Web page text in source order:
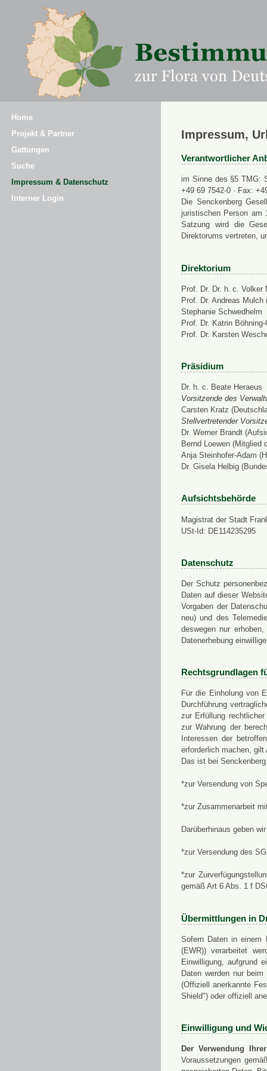
Home
Projekt & Partner
Gattungen
Suche
Impressum & Datenschutz
Interner Login
Impressum,
Verantwortlicher
im Sinne des §5 TMG:
+49 69 7542-0 · Fax:
Die Senckenberg
juristischen Person am
Satzung wird die
Direktorums vertreten,
Direktorium
Prof. Dr. Dr. h. c. Volker
Prof. Dr. Andreas
Stephanie Schwedhelm
Prof. Dr. Katrin
Prof. Dr. Karsten
Präsidium
Dr. h. c. Beate Heraeus
Vorsitzende des
Carsten Kratz
Stellvertretender
Dr. Werner Brandt
Bernd Loewen (Mitglied
Anja Steinhofer-Adam
Dr. Gisela Helbig
Aufsichtsbehörde
Magistrat der Stadt
USt-Id: DE114235295
Datenschutz
Der Schutz
Daten auf dieser
Vorgaben der
neu) und des
deswegen nur
Datenerhebung
Rechtsgrundlagen
Für die Einholung von
Durchführung
zur Erfüllung
zur Wahrung der
Interessen der
erforderlich machen,
Das ist bei
*zur Versendung von
*zur Zusammenarbeit
Darüberhinaus geben
*zur Versendung des
*zur
gemäß Art 6 Abs. 1 f
Übermittlungen in
Sofern Daten in einem
(EWR)) verarbeitet
Einwilligung, aufgrund
Daten werden nur
(Offiziell anerkannte
Shield") oder offiziell
Einwilligung und
Der Verwendung
Voraussetzungen